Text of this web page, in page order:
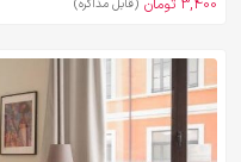
3,400 تومان (قابل مذاکره)